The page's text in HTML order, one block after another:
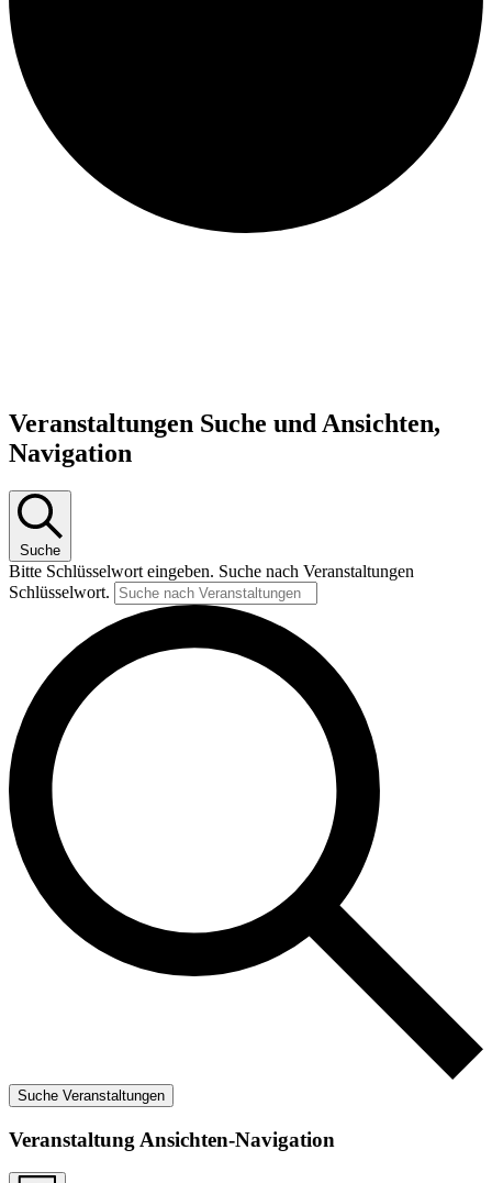
Veranstaltungen Suche und Ansichten,
Navigation
Suche
Bitte Schlüsselwort eingeben. Suche nach Veranstaltungen
Schlüsselwort.
Suche Veranstaltungen
Veranstaltung Ansichten-Navigation